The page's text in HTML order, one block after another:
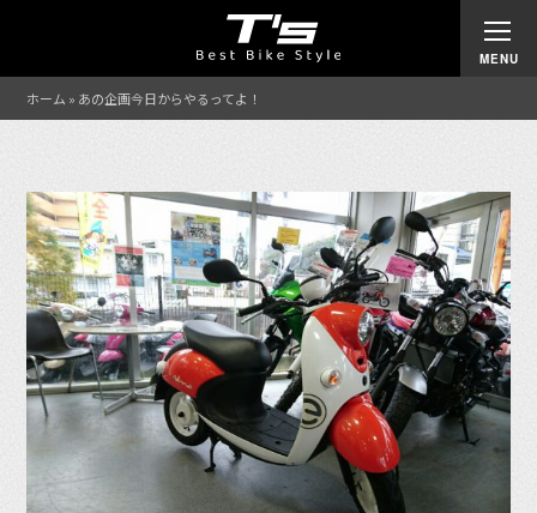
ホーム » あの企画今日からやるってよ！